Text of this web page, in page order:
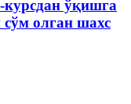
курсдан ўқишга
олган шахс